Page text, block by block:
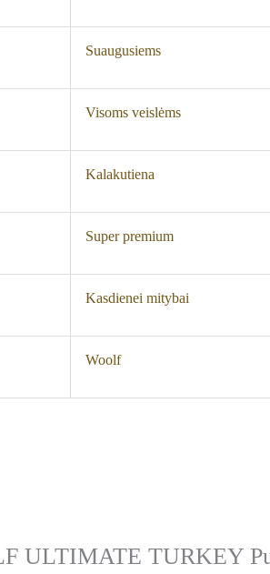
Suaugusiems
Visoms veislėms
Kalakutiena
Super premium
Kasdienei mitybai
Woolf
ULTIMATE TURKEY